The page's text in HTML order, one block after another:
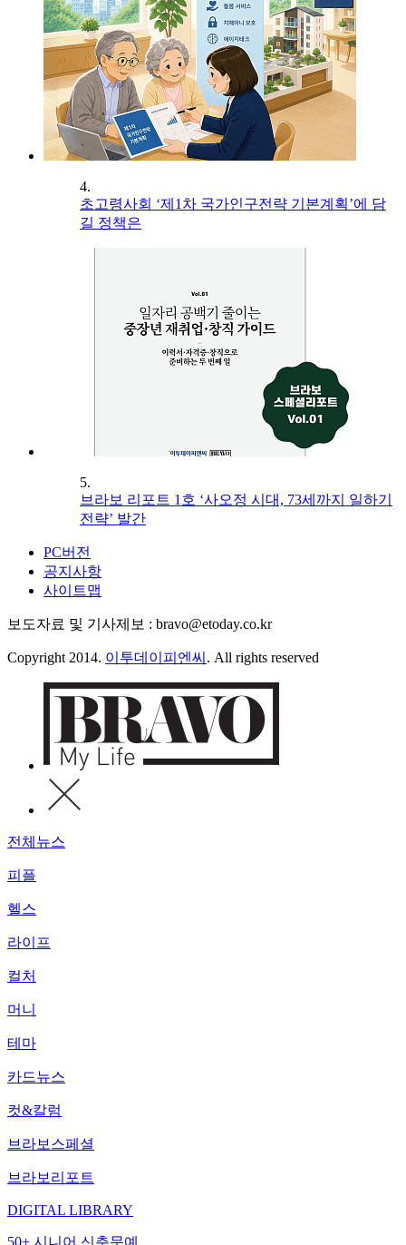
4.
초고령사회 ‘제1차 국가인구전략 기본계획’에 담
길 정책은
5.
브라보 리포트 1호 ‘사오정 시대, 73세까지 일하기
전략’ 발간
PC버전
공지사항
사이트맵
보도자료 및 기사제보 : bravo@etoday.co.kr
Copyright 2014. 이투데이피엔씨 . All rights reserved
전체뉴스
피플
헬스
라이프
컬처
머니
테마
카드뉴스
컷&칼럼
브라보스페셜
브라보리포트
DIGITAL LIBRARY